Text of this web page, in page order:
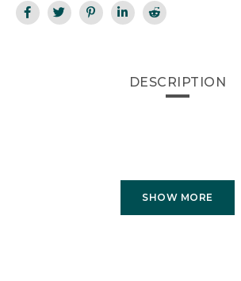
DESCRIPTION
SHOW MORE